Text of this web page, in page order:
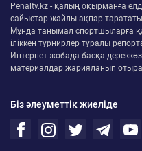
Penalty.kz - қалың оқырманға
сайыстар жайлы ақпар
Мұнда танымал спортшыларға
іліккен турнирлер туралы
Интернет-жобада басқа
материалдар жарияланып
Біз әлеуметтік жиеліде